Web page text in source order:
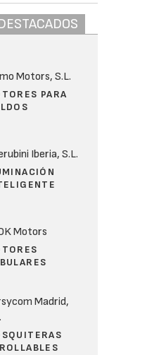
Motors, S.L.
PARA
Iberia, S.L.
Motors
Madrid,